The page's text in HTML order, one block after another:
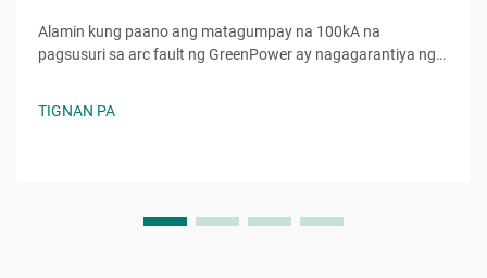
Alamin kung paano ang matagumpay na 100kA na
pagsusuri sa arc fault ng GreenPower ay nagagarantiya ng
TIGNAN PA